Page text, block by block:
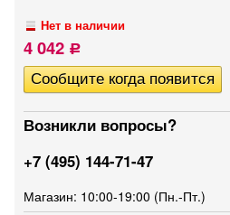
Нет в наличии
4 042 Р
Возникли вопросы?
+7 (495) 144-71-47
Магазин: 10:00-19:00 (Пн.-Пт.)